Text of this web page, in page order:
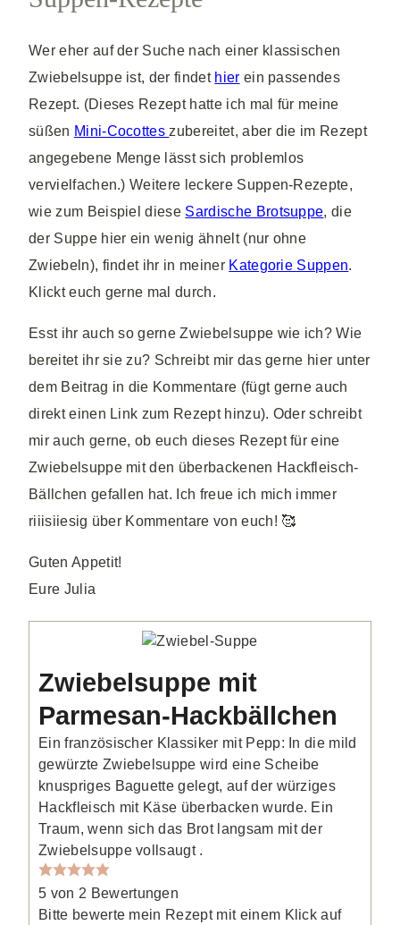
Wer eher auf der Suche nach einer klassischen
Zwiebelsuppe ist, der findet hier ein passendes
Rezept. (Dieses Rezept hatte ich mal für meine
süßen Mini-Cocottes zubereitet, aber die im Rezept
angegebene Menge lässt sich problemlos
vervielfachen.) Weitere leckere Suppen-Rezepte,
wie zum Beispiel diese Sardische Brotsuppe, die
der Suppe hier ein wenig ähnelt (nur ohne
Zwiebeln), findet ihr in meiner Kategorie Suppen.
Klickt euch gerne mal durch.
Esst ihr auch so gerne Zwiebelsuppe wie ich? Wie
bereitet ihr sie zu? Schreibt mir das gerne hier unter
dem Beitrag in die Kommentare (fügt gerne auch
direkt einen Link zum Rezept hinzu). Oder schreibt
mir auch gerne, ob euch dieses Rezept für eine
Zwiebelsuppe mit den überbackenen Hackfleisch-
Bällchen gefallen hat. Ich freue ich mich immer
riiisiiesig über Kommentare von euch! 🥰
Guten Appetit!
Eure Julia
Zwiebelsuppe mit
Parmesan-Hackbällchen
Ein französischer Klassiker mit Pepp: In die mild
gewürzte Zwiebelsuppe wird eine Scheibe
knuspriges Baguette gelegt, auf der würziges
Hackfleisch mit Käse überbacken wurde. Ein
Traum, wenn sich das Brot langsam mit der
Zwiebelsuppe vollsaugt .
5 von 2 Bewertungen
Bitte bewerte mein Rezept mit einem Klick auf